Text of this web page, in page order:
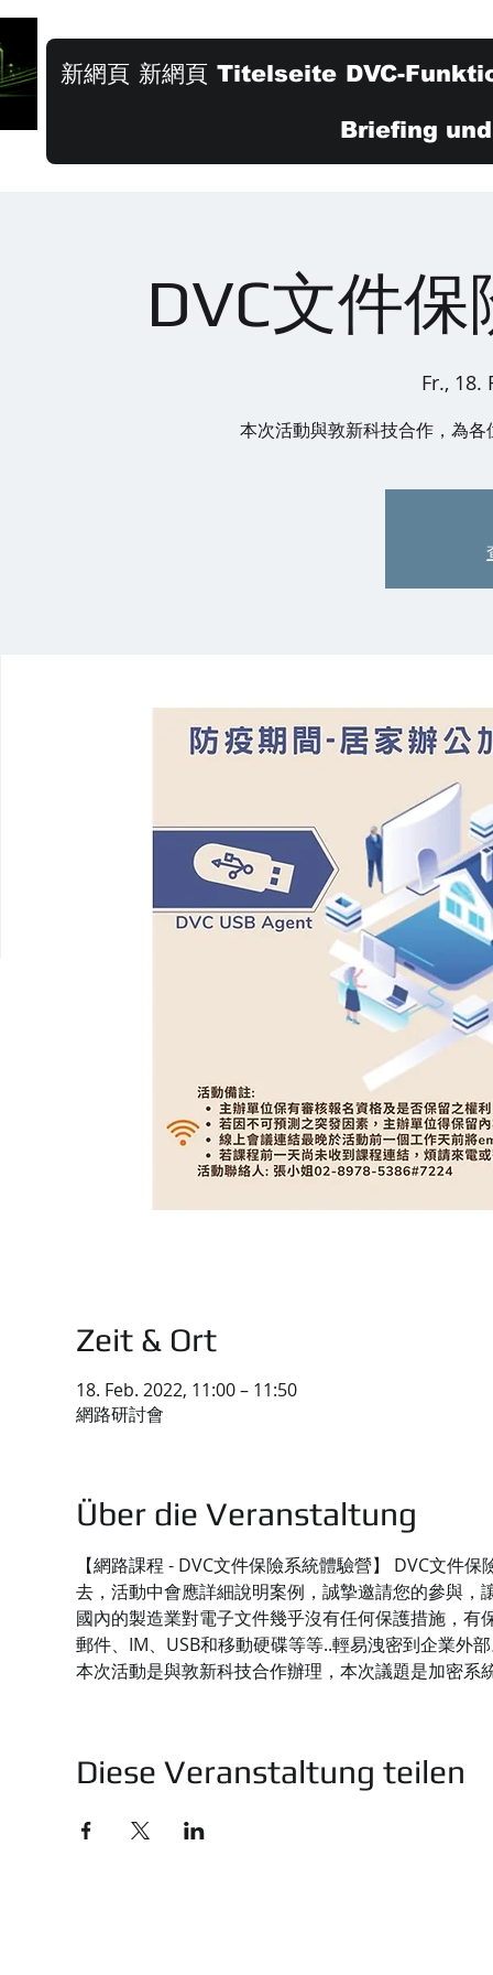
新網頁 新網頁 Titelseite DVC-
Briefing
DVC文件
Fr., 18.
本次活動與敦新科技合作，為
Zeit & Ort
18. Feb. 2022, 11:00 – 11:50
網路研討會
Über die Veranstaltung
【網路課程 - DVC文件保險系統體驗營】 DVC文件
去，活動中會應詳細說明案例，誠摯邀請您的參與，
國內的製造業對電子文件幾乎沒有任何保護措施，
郵件、IM、USB和移動硬碟等等..輕易洩密到企業外
本次活動是與敦新科技合作辦理，本次議題是加密系
Diese Veranstaltung teilen